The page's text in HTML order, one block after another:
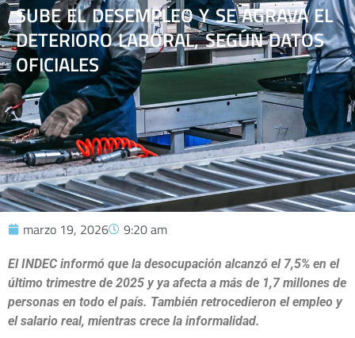
SUBE EL DESEMPLEO Y SE AGRAVA EL
DETERIORO LABORAL, SEGÚN DATOS
OFICIALES
marzo 19, 2026 9:20 am
El INDEC informó que la desocupación alcanzó el 7,5% en el
último trimestre de 2025 y ya afecta a más de 1,7 millones de
personas en todo el país. También retrocedieron el empleo y
el salario real, mientras crece la informalidad.